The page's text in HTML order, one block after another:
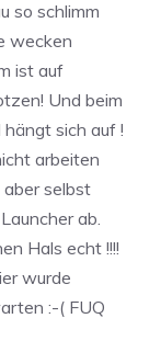
so schlimm
wecken
ist auf
Und beim
sich auf !
arbeiten
selbst
ab.
Hals echt !!!!
wurde
:-( FUQ